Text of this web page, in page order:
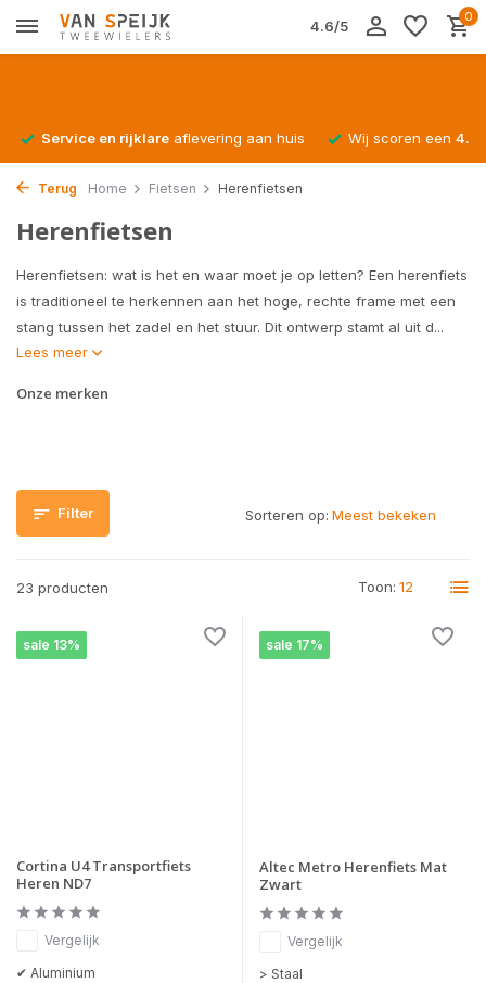
4.6/5
0
Service en rijklare aflevering aan huis Wij scoren een
Terug Home Fietsen Herenfietsen
Herenfietsen
Herenfietsen: wat is het en waar moet je op letten? Een herenfiets
is traditioneel te herkennen aan het hoge, rechte frame met een
stang tussen het zadel en het stuur. Dit ontwerp stamt al uit d...
Lees meer
Onze merken
Filter
23 producten Toon:
Sorteren op:
sale 13%
Cortina U4 Transportfiets
Heren ND7
Vergelijk
✔ Aluminium
sale 17%
Altec Metro Herenfiets Mat
Zwart
Vergelijk
> Staal